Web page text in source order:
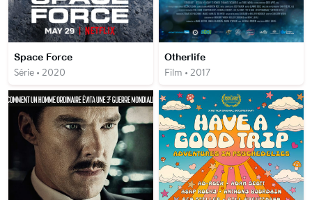
Space Force
Série • 2020
Otherlife
Film • 2017